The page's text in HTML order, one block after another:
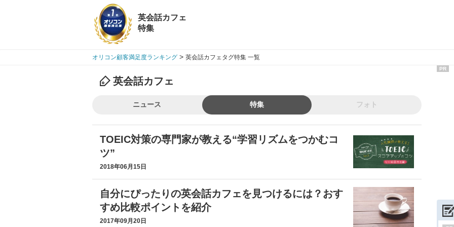
英会話カフェ
特集
オリコン顧客満足度ランキング > 英会話カフェタグ特集 一覧
英会話カフェ
ニュース 特集 フォト
TOEIC対策の専門家が教える“学習リズムをつかむコ
ツ”
2018年06月15日
自分にぴったりの英会話カフェを見つけるには？おす
すめ比較ポイントを紹介
2017年09月20日
PR